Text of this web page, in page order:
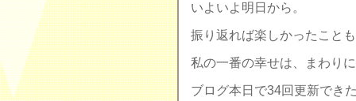
いよいよ明日から。
振り返れば楽しかったこと
私の一番の幸せは、まわり
ブログ本日で34回更新でき